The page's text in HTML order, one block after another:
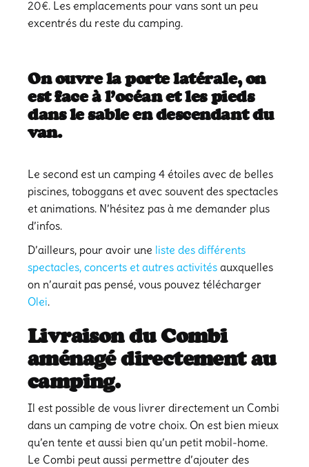
20€. Les emplacements pour vans sont un peu
excentrés du reste du camping.
On ouvre la porte latérale, on
est face à l’océan et les pieds
dans le sable en descendant du
van.
Le second est un camping 4 étoiles avec de belles
piscines, toboggans et avec souvent des spectacles
et animations. N’hésitez pas à me demander plus
d’infos.
D’ailleurs, pour avoir une liste des différents
spectacles, concerts et autres activités auxquelles
on n’aurait pas pensé, vous pouvez télécharger
Olei.
Livraison du Combi
aménagé directement au
camping.
Il est possible de vous livrer directement un Combi
dans un camping de votre choix. On est bien mieux
qu’en tente et aussi bien qu’un petit mobil-home.
Le Combi peut aussi permettre d’ajouter des